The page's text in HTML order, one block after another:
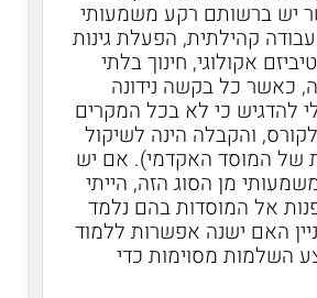
יש ברשותם רקע משמעותי
קהילתית, הפעלת גינות
אקולוגי, חינוך בלתי
כאשר כל בקשה נידונה
להדגיש כי לא בכל המקרים
והקבלה הינה לשיקול
של המוסד האקדמי). אם יש
מן הסוג הזה, הייתי
אל המוסדות בהם נלמד
האם ישנה אפשרות ללמוד
השלמות מסוימות כדי